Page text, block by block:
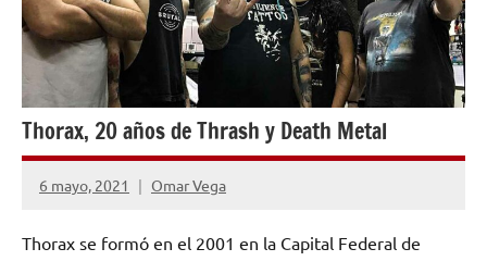
Thorax, 20 años de Thrash y Death Metal
6 mayo, 2021 Omar Vega
No
comentarios
Thorax se formó en el 2001 en la Capital Federal de